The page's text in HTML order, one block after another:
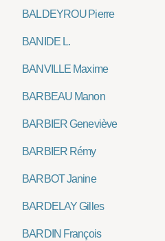
BALDEYROU Pierre
BANIDE L.
BANVILLE Maxime
BARBEAU Manon
BARBIER Geneviève
BARBIER Rémy
BARBOT Janine
BARDELAY Gilles
BARDIN François